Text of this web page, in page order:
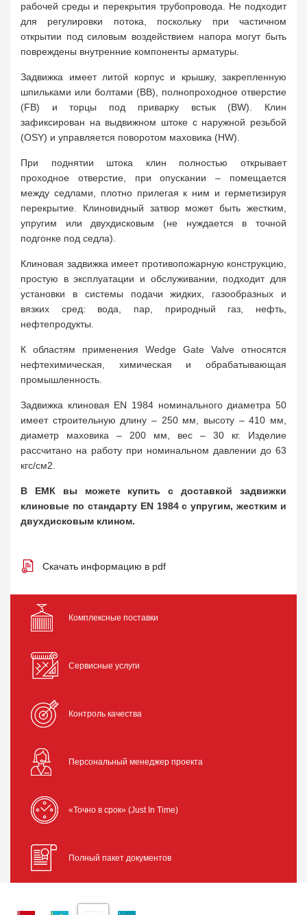
рабочей среды и перекрытия трубопровода. Не подходит
для регулировки потока, поскольку при частичном
открытии под силовым воздействием напора могут быть
повреждены внутренние компоненты арматуры.
Задвижка имеет литой корпус и крышку, закрепленную
шпильками или болтами (BB), полнопроходное отверстие
(FB) и торцы под приварку встык (BW). Клин
зафиксирован на выдвижном штоке с наружной резьбой
(OSY) и управляется поворотом маховика (HW).
При поднятии штока клин полностью открывает
проходное отверстие, при опускании – помещается
между седлами, плотно прилегая к ним и герметизируя
перекрытие. Клиновидный затвор может быть жестким,
упругим или двухдисковым (не нуждается в точной
подгонке под седла).
Клиновая задвижка имеет противопожарную конструкцию,
простую в эксплуатации и обслуживании, подходит для
установки в системы подачи жидких, газообразных и
вязких сред: вода, пар, природный газ, нефть,
нефтепродукты.
К областям применения Wedge Gate Valve относятся
нефтехимическая, химическая и обрабатывающая
промышленность.
Задвижка клиновая EN 1984 номинального диаметра 50
имеет строительную длину – 250 мм, высоту – 410 мм,
диаметр маховика – 200 мм, вес – 30 кг. Изделие
рассчитано на работу при номинальном давлении до 63
кгс/cм2.
В ЕМК вы можете купить с доставкой задвижки
клиновые по стандарту EN 1984 с упругим, жестким и
двухдисковым клином.
Скачать информацию в pdf
Комплексные поставки
Сервисные услуги
Контроль качества
Персональный менеджер проекта
«Точно в срок» (Just In Time)
Полный пакет документов